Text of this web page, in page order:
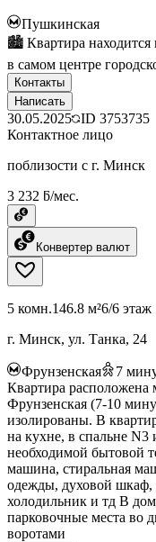
Пушкинская
🏙 Квартира находится
в самом центре
Контакты
Написать
30.05.2025 ID 3753735
Контактное лицо
поблизости с г. Минск
3 232 ƃ/мес.
Конвертер валют
5 комн.146.8 м²6/6 этаж
г. Минск, ул. Танка, 24
Фрунзенская 7
Квартира
Фрунзенская (7-10
изолированы. В
на кухне, в спальне N3
необходимой бытовой
машина, стиральная
одежды, духовой шкаф,
холодильник и тд В
парковочные места во
воротами